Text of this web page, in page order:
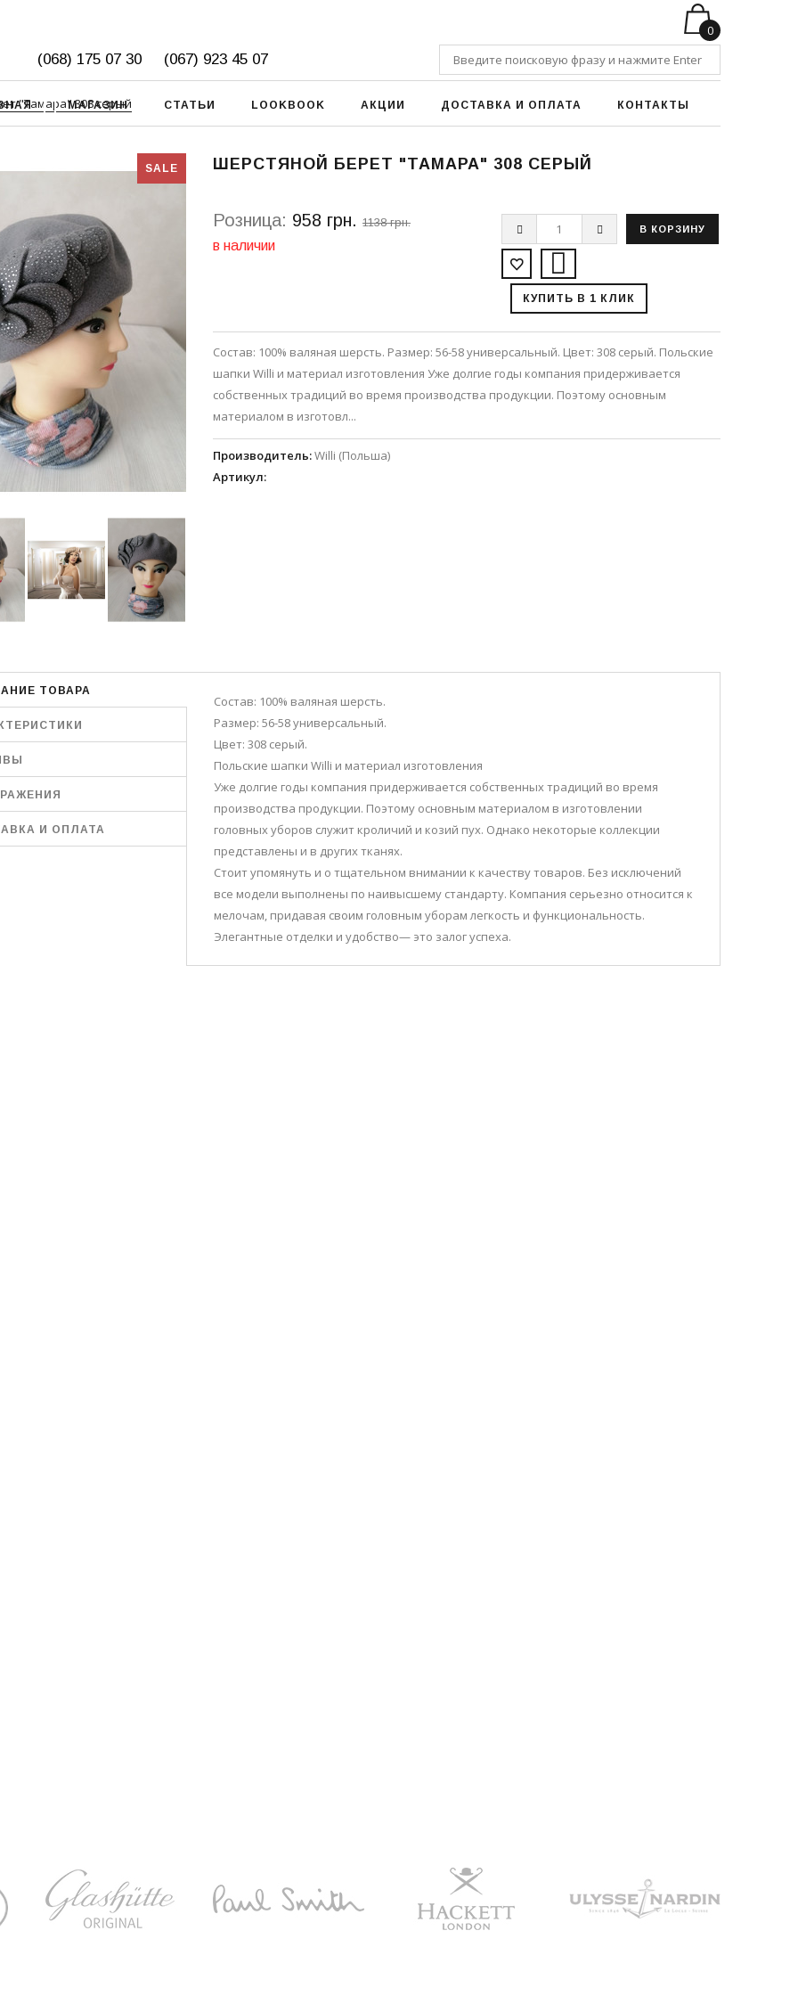
(068) 175 07 30 (067) 923 45 07
0
МАГАЗИН СТАТЬИ LOOKBOOK АКЦИИ ДОСТАВКА И ОПЛАТА КОНТАКТЫ
"Тамара" 308 серый
SALE ШЕРСТЯНОЙ БЕРЕТ "ТАМАРА" 308 СЕРЫЙ
Розница: 958 грн. 1138 грн.
в наличии
КУПИТЬ В 1 КЛИК
Состав: 100% валяная шерсть. Размер: 56-58 универсальный. Цвет: 308 серый. Польские
шапки Willi и материал изготовления Уже долгие годы компания придерживается
собственных традиций во время производства продукции. Поэтому основным
материалом в изготовл...
Производитель:Willi (Польша)
Артикул:
ТОВАРА
И ОПЛАТА
Состав: 100% валяная шерсть.
Размер: 56-58 универсальный.
Цвет: 308 серый.
Польские шапки Willi и материал изготовления
Уже долгие годы компания придерживается собственных традиций во время
производства продукции. Поэтому основным материалом в изготовлении
головных уборов служит кроличий и козий пух. Однако некоторые коллекции
представлены и в других тканях.
Стоит упомянуть и о тщательном внимании к качеству товаров. Без исключений
все модели выполнены по наивысшему стандарту. Компания серьезно относится к
мелочам, придавая своим головным уборам легкость и функциональность.
Элегантные отделки и удобство— это залог успеха.